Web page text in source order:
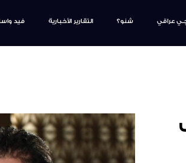
عراقي شنو؟ التقارير الأخبارية فيد